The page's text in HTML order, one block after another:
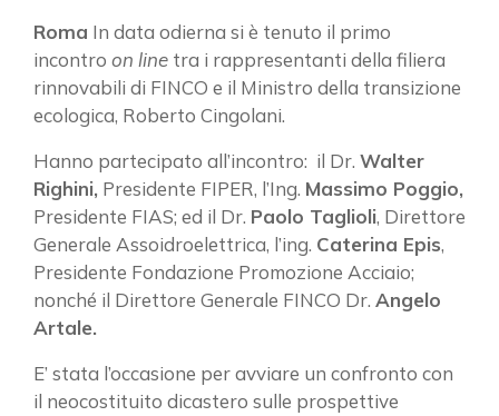
Roma In data odierna si è tenuto il primo
incontro on line tra i rappresentanti della filiera
rinnovabili di FINCO e il Ministro della transizione
ecologica, Roberto Cingolani.
Hanno partecipato all’incontro: il Dr. Walter
Righini, Presidente FIPER, l’Ing. Massimo Poggio,
Presidente FIAS; ed il Dr. Paolo Taglioli, Direttore
Generale Assoidroelettrica, l’ing. Caterina Epis,
Presidente Fondazione Promozione Acciaio;
nonché il Direttore Generale FINCO Dr. Angelo
Artale.
E’ stata l’occasione per avviare un confronto con
il neocostituito dicastero sulle prospettive